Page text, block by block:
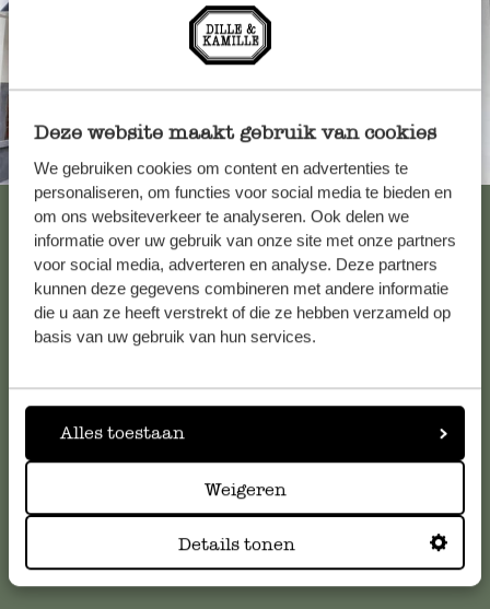
Deze website maakt gebruik van cookies
We gebruiken cookies om content en advertenties te
personaliseren, om functies voor social media te bieden en
om ons websiteverkeer te analyseren. Ook delen we
informatie over uw gebruik van onze site met onze partners
voor social media, adverteren en analyse. Deze partners
kunnen deze gegevens combineren met andere informatie
die u aan ze heeft verstrekt of die ze hebben verzameld op
basis van uw gebruik van hun services.
Alles toestaan
Weigeren
Details tonen
Altijd in de buurt
Bekijk alle 62 winkels
Klantenservice
klantenservice. Of bekijk hier het antwoord op de
meestgestelde vragen
Online Klantenservice